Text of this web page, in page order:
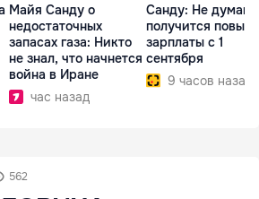
Майя Санду о
недостаточных
запасах газа: Никто
не знал, что начнется
война в Иране
час назад
Санду: Не думаю,
получится
зарплаты с 1
сентября
9 часов назад
562